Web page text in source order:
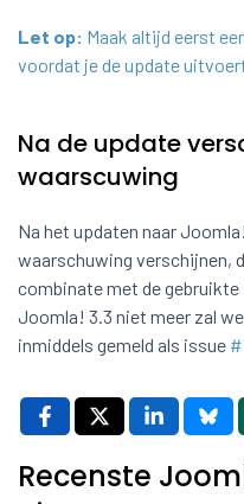
Let op: Maak altijd eerst
voordat je de update
Na de update
waarscuwing
Na het updaten naar
waarschuwing verschijnen,
combinate met de gebruikte
Joomla! 3.3 niet meer zal
inmiddels gemeld als issue
Recenste